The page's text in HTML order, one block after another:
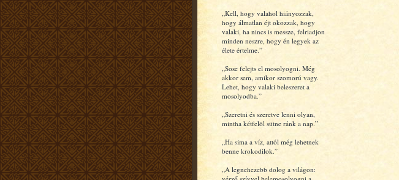
„Kell, hogy valahol hiányozzak,
hogy álmatlan éjt okozzak, hogy
valaki, ha nincs is messze, felriadjon
minden neszre, hogy én legyek az
élete értelme.”
„Sose felejts el mosolyogni. Még
akkor sem, amikor szomorú vagy.
Lehet, hogy valaki beleszeret a
mosolyodba.”
„Szeretni és szeretve lenni olyan,
mintha kétfelõl sütne ránk a nap.”
„Ha sima a víz, attól még lehetnek
benne krokodilok.”
„A legnehezebb dolog a világon: